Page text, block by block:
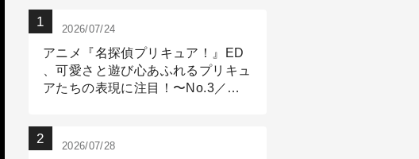
2026/07/24
アニメ『名探偵プリキュア！』ED
、可愛さと遊び心あふれるプリキュ
アたちの表現に注目！〜No.3／ア
2026/07/28